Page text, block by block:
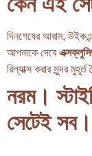
দিনশেষের আরাম,
আপনাকে দেবে
রিল্যাক্স করার সুন্দর
নরম।
সেটেই সব।